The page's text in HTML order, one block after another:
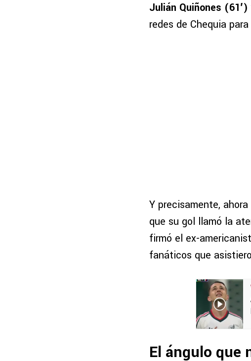
Julián Quiñones
redes de Chequia
Y precisamente,
que su gol llamó la
firmó el ex-
fanáticos que
El ángulo que